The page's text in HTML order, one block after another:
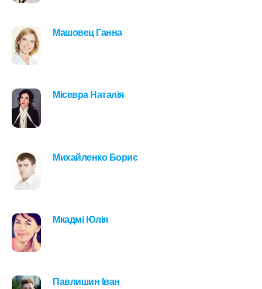
Машовец Ганна
Місевра Наталія
Михайленко Борис
Мкадмі Юлія
Павлишин Іван